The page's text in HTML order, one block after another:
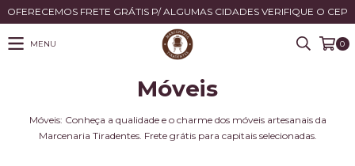
OFERECEMOS FRETE GRÁTIS P/ ALGUMAS CIDADES VERIFIQUE O CEP
MENU 0
Móveis
Móveis: Conheça a qualidade e o charme dos móveis artesanais da
Marcenaria Tiradentes. Frete grátis para capitais selecionadas.